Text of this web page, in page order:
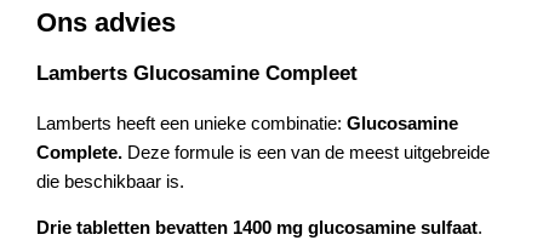
Ons advies
Lamberts Glucosamine Compleet
Lamberts heeft een unieke combinatie:Glucosamine
Complete. Deze formule is een van de meest uitgebreide
die beschikbaar is.
Drie tabletten bevatten 1400 mg glucosamine sulfaat.